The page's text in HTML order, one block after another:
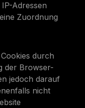
Adressen
Zuordnung
durch
der Browser-
jedoch darauf
nicht